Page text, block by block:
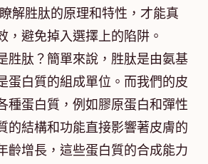
解胜肽的原理和特性，才能真
，避免掉入選擇上的陷阱。
胜肽？簡單來說，胜肽是由氨基
蛋白質的組成單位。而我們的皮
種蛋白質，例如膠原蛋白和彈性
的結構和功能直接影響著皮膚的
齡增長，這些蛋白質的合成能力